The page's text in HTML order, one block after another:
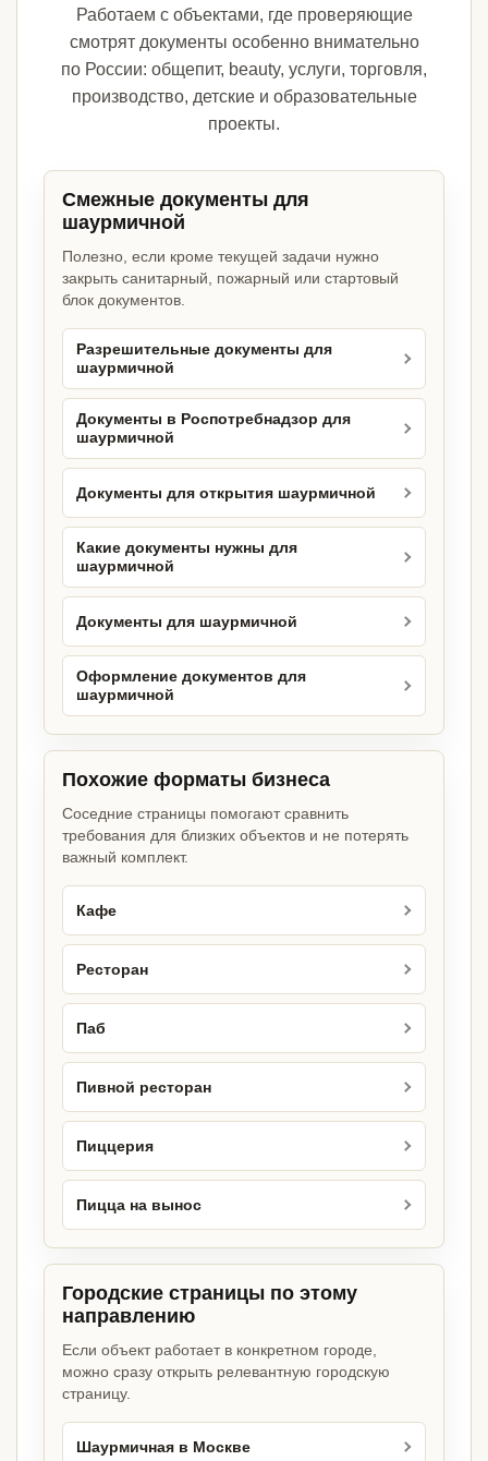
Работаем с объектами, где проверяющие
смотрят документы особенно внимательно
по России: общепит, beauty, услуги, торговля,
производство, детские и образовательные
проекты.
Смежные документы для
шаурмичной
Полезно, если кроме текущей задачи нужно
закрыть санитарный, пожарный или стартовый
блок документов.
Разрешительные документы для
шаурмичной
Документы в Роспотребнадзор для
шаурмичной
Документы для открытия шаурмичной
Какие документы нужны для
шаурмичной
Документы для шаурмичной
Оформление документов для
шаурмичной
Похожие форматы бизнеса
Соседние страницы помогают сравнить
требования для близких объектов и не потерять
важный комплект.
Кафе
Ресторан
Паб
Пивной ресторан
Пиццерия
Пицца на вынос
Городские страницы по этому
направлению
Если объект работает в конкретном городе,
можно сразу открыть релевантную городскую
страницу.
Шаурмичная в Москве